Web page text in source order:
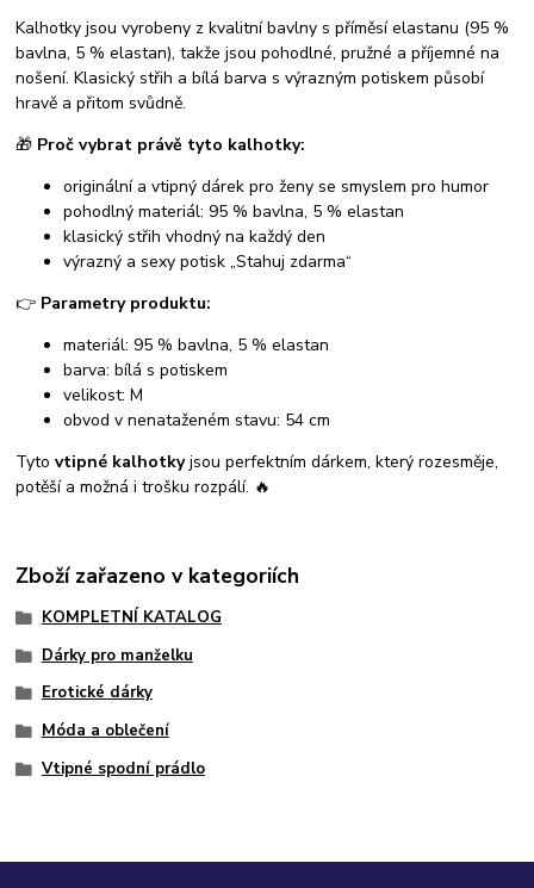
Kalhotky jsou vyrobeny z kvalitní bavlny s příměsí elastanu (95 %
bavlna, 5 % elastan), takže jsou pohodlné, pružné a příjemné na
nošení. Klasický střih a bílá barva s výrazným potiskem působí
hravě a přitom svůdně.
🎁 Proč vybrat právě tyto kalhotky:
originální a vtipný dárek pro ženy se smyslem pro humor
pohodlný materiál: 95 % bavlna, 5 % elastan
klasický střih vhodný na každý den
výrazný a sexy potisk „Stahuj zdarma“
👉 Parametry produktu:
materiál: 95 % bavlna, 5 % elastan
barva: bílá s potiskem
velikost: M
obvod v nenataženém stavu: 54 cm
Tytovtipné kalhotkyjsou perfektním dárkem, který rozesměje,
potěší a možná i trošku rozpálí. 🔥
Zboží zařazeno v kategoriích
KOMPLETNÍ KATALOG
Dárky pro manželku
Erotické dárky
Móda a oblečení
Vtipné spodní prádlo